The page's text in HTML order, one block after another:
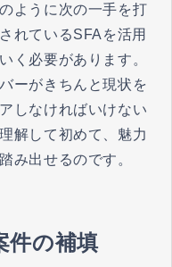
ように次の一手を打
れているSFAを活用
く必要があります。
ーがきちんと現状を
しなければいけない
解して初めて、魅力
み出せるのです。
の補填